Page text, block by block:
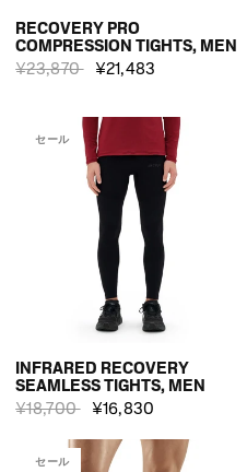
RECOVERY PRO
COMPRESSION TIGHTS, MEN
¥23,870
¥21,483
セール
INFRARED RECOVERY
SEAMLESS TIGHTS, MEN
¥18,700
¥16,830
セール